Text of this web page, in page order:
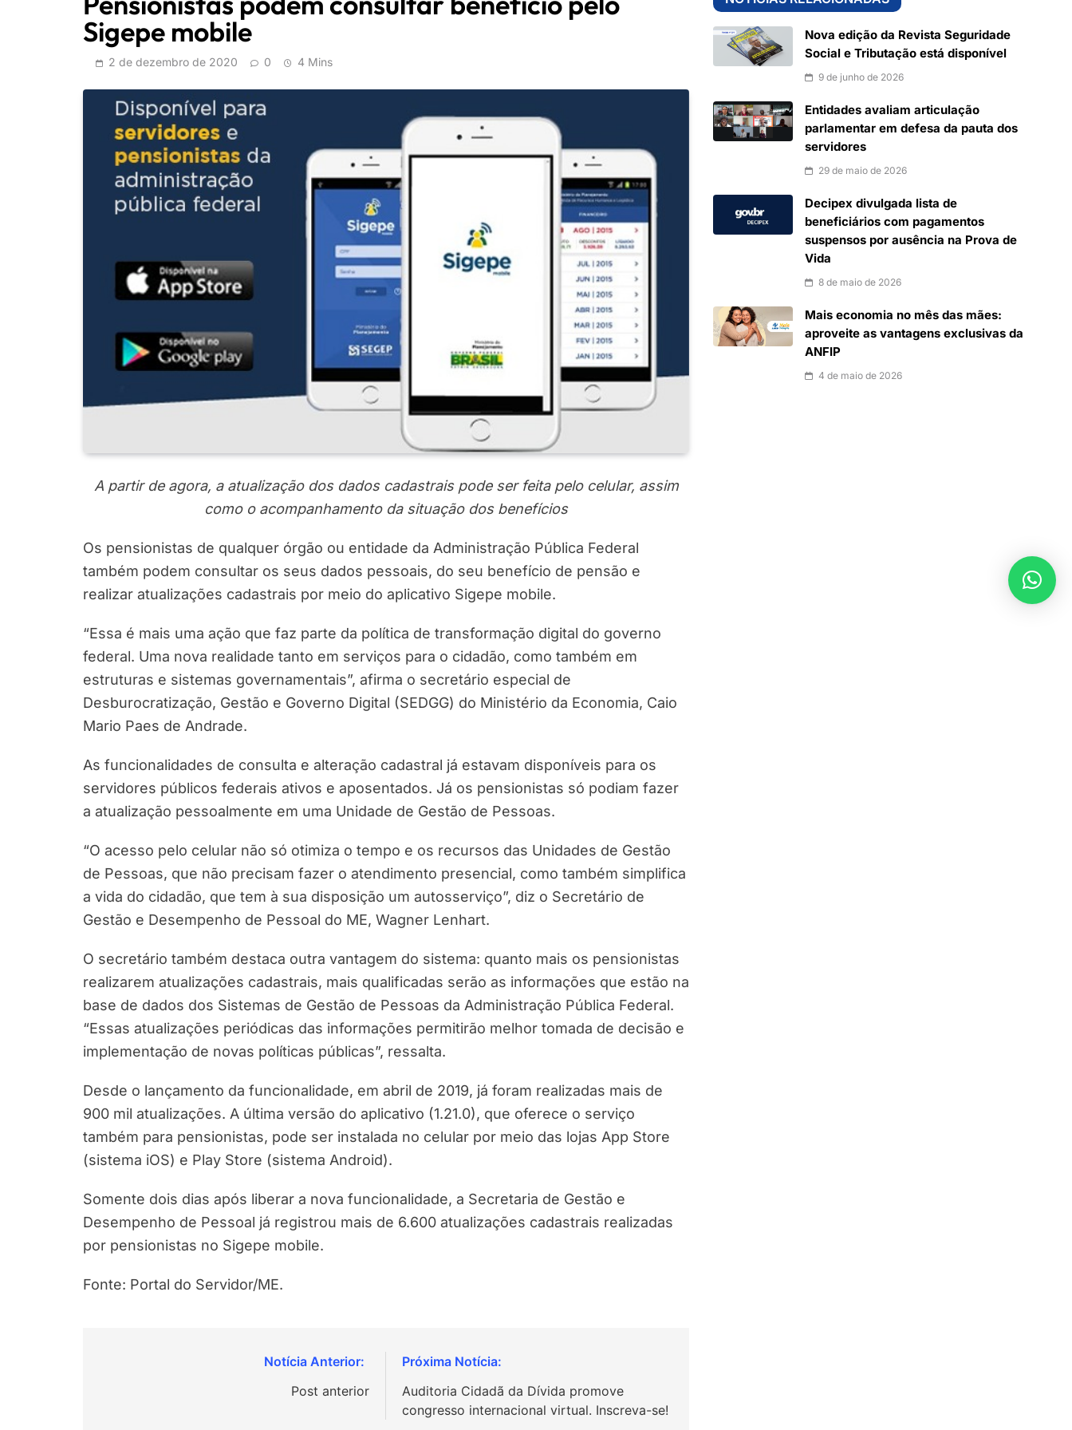
Sigepe mobile
2 de dezembro de 2020 0 4 Mins
A partir de agora, a atualização dos dados cadastrais pode ser feita pelo celular, assim
como o acompanhamento da situação dos benefícios
Os pensionistas de qualquer órgão ou entidade da Administração Pública Federal
também podem consultar os seus dados pessoais, do seu benefício de pensão e
realizar atualizações cadastrais por meio do aplicativo Sigepe mobile.
“Essa é mais uma ação que faz parte da política de transformação digital do governo
federal. Uma nova realidade tanto em serviços para o cidadão, como também em
estruturas e sistemas governamentais”, afirma o secretário especial de
Desburocratização, Gestão e Governo Digital (SEDGG) do Ministério da Economia, Caio
Mario Paes de Andrade.
As funcionalidades de consulta e alteração cadastral já estavam disponíveis para os
servidores públicos federais ativos e aposentados. Já os pensionistas só podiam fazer
a atualização pessoalmente em uma Unidade de Gestão de Pessoas.
“O acesso pelo celular não só otimiza o tempo e os recursos das Unidades de Gestão
de Pessoas, que não precisam fazer o atendimento presencial, como também simplifica
a vida do cidadão, que tem à sua disposição um autosserviço”, diz o Secretário de
Gestão e Desempenho de Pessoal do ME, Wagner Lenhart.
O secretário também destaca outra vantagem do sistema: quanto mais os pensionistas
realizarem atualizações cadastrais, mais qualificadas serão as informações que estão na
base de dados dos Sistemas de Gestão de Pessoas da Administração Pública Federal.
“Essas atualizações periódicas das informações permitirão melhor tomada de decisão e
implementação de novas políticas públicas”, ressalta.
Desde o lançamento da funcionalidade, em abril de 2019, já foram realizadas mais de
900 mil atualizações. A última versão do aplicativo (1.21.0), que oferece o serviço
também para pensionistas, pode ser instalada no celular por meio das lojas App Store
(sistema iOS) e Play Store (sistema Android).
Somente dois dias após liberar a nova funcionalidade, a Secretaria de Gestão e
Desempenho de Pessoal já registrou mais de 6.600 atualizações cadastrais realizadas
por pensionistas no Sigepe mobile.
Fonte: Portal do Servidor/ME.
Post anterior
Auditoria Cidadã da Dívida promove
congresso internacional virtual. Inscreva-se!
Nova edição da Revista Seguridade
Social e Tributação está disponível
9 de junho de 2026
Entidades avaliam articulação
parlamentar em defesa da pauta dos
servidores
29 de maio de 2026
Decipex divulgada lista de
beneficiários com pagamentos
suspensos por ausência na Prova de
Vida
8 de maio de 2026
Mais economia no mês das mães:
aproveite as vantagens exclusivas da
ANFIP
4 de maio de 2026